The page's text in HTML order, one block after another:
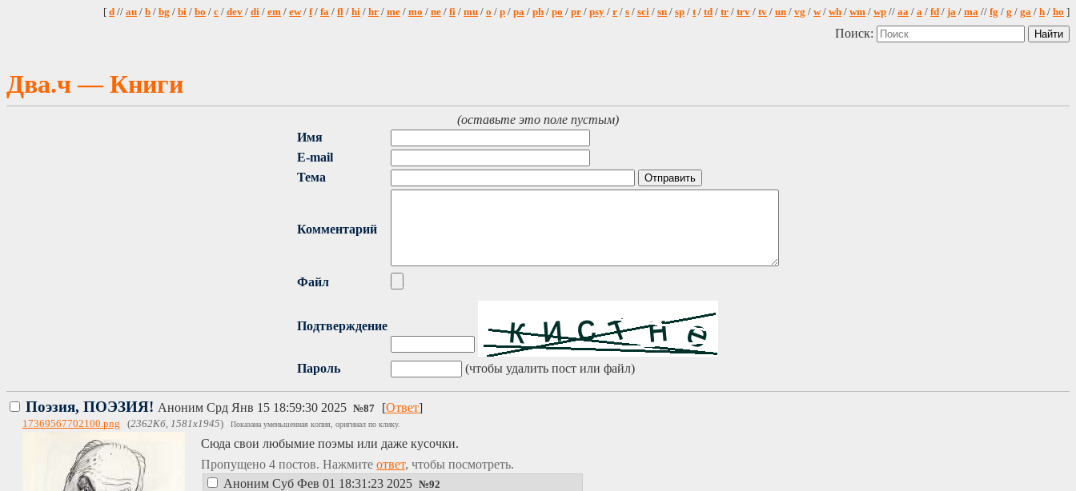
[ d // au / b / bg / bi / bo / c / dev / di / em / ew/ f/ fa / fl / hi / hr / me / mo / ne / fi / mu / o / p / pa / ph / po / pr / psy / r / s / sci / sn / sp / t/ td / tr / trv / tv / un / vg / w/ wh / wm / wp // aa / a / fd / ja / ma // fg / g / ga / h / ho ]
Поиск:
Два.ч — Книги
(оставьте это поле пустым)
Имя
E-mail
Тема
Комментарий
Файл
Подтверждение
Пароль (чтобы удалить пост или файл)
Поэзия, ПОЭЗИЯ! Аноним Срд Янв 15 18:59:30 2025 №87 [Ответ]
17369567702100.png (2362Кб, 1581x1945) Показана уменьшенная копия, оригинал по клику.
Сюда свои любымие поэмы или даже кусочки.
Пропущено 4 постов. Нажмите ответ, чтобы посмотреть.
Аноним Суб Фев 01 18:31:23 2025 №92